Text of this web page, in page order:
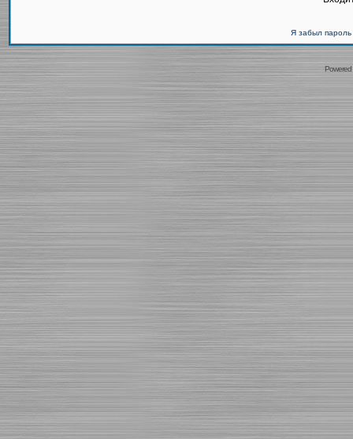
Я забыл пароль